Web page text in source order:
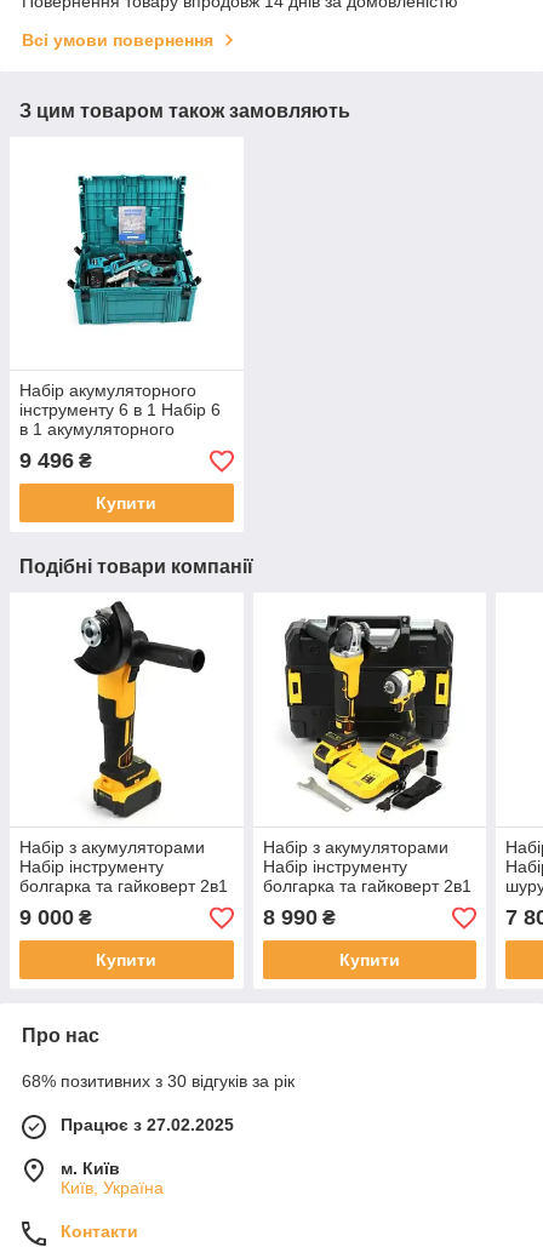
Всі умови повернення
З цим товаром також замовляють
Набір акумуляторного
інструменту 6 в 1 Набір 6
в 1 акумуляторного
інструменту Makita 36V
(Шуруповерт, Болгарка,
Гайковерт,
9 496 ₴
Купити
Подібні товари компанії
Набір з акумуляторами
Набір інструменту
болгарка та гайковерт 2в1
протиударним кейсом та
двома літій-іонними
9 000 ₴
Купити
Набір з акумуляторами
Набір інструменту
болгарка та гайковерт 2в1
протиударним кейсом та
двома літій-іонними
8 990₴
Купити
7
Про нас
68% позитивних з 30 відгуків за рік
Працює з 27.02.2025
м. Київ
Київ, Україна
Контакти